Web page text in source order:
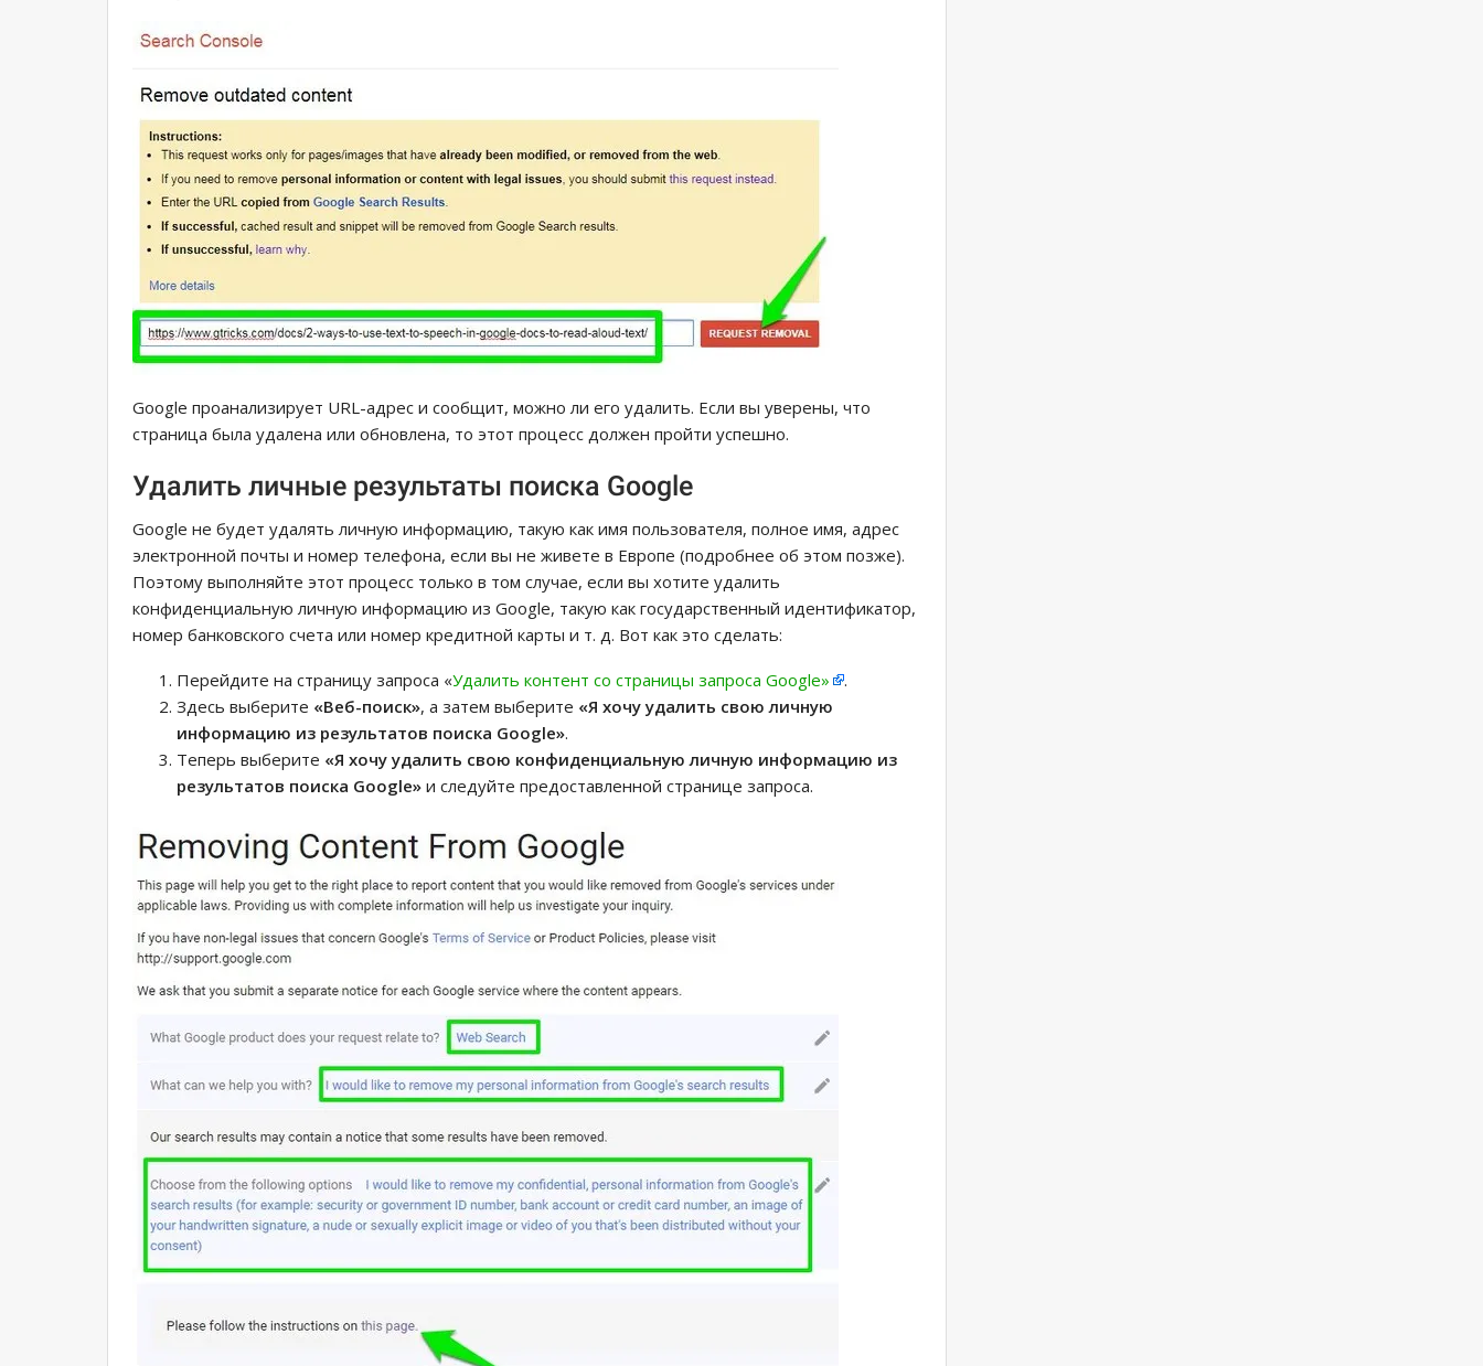
Google проанализирует URL-адрес и сообщит, можно ли его удалить. Если вы уверены, что
страница была удалена или обновлена, то этот процесс должен пройти успешно.
Удалить личные результаты поиска Google
Google не будет удалять личную информацию, такую ​​как имя пользователя, полное имя, адрес
электронной почты и номер телефона, если вы не живете в Европе (подробнее об этом позже).
Поэтому выполняйте этот процесс только в том случае, если вы хотите удалить
конфиденциальную личную информацию из Google, такую ​​как государственный идентификатор,
номер банковского счета или номер кредитной карты и т. д. Вот как это сделать:
Перейдите на страницу запроса «Удалить контент со страницы запроса Google»
.
Здесь выберите «Веб-поиск», а затем выберите «Я хочу удалить свою личную
информацию из результатов поиска Google».
Теперь выберите «Я хочу удалить свою конфиденциальную личную информацию из
результатов поиска Google» и следуйте предоставленной странице запроса.